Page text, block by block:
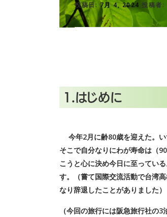
投稿日: 7月 4, 2024 投稿者:
1.はじめに
今年2月に齢80歳を迎えた。い
そこで自分なりにわが寿命は（
こうと心に決め今日に至ってい
す。（嘗て国際交流活動で台湾
なり辞退したことがありました）
（今回の旅行には阪急旅行社の